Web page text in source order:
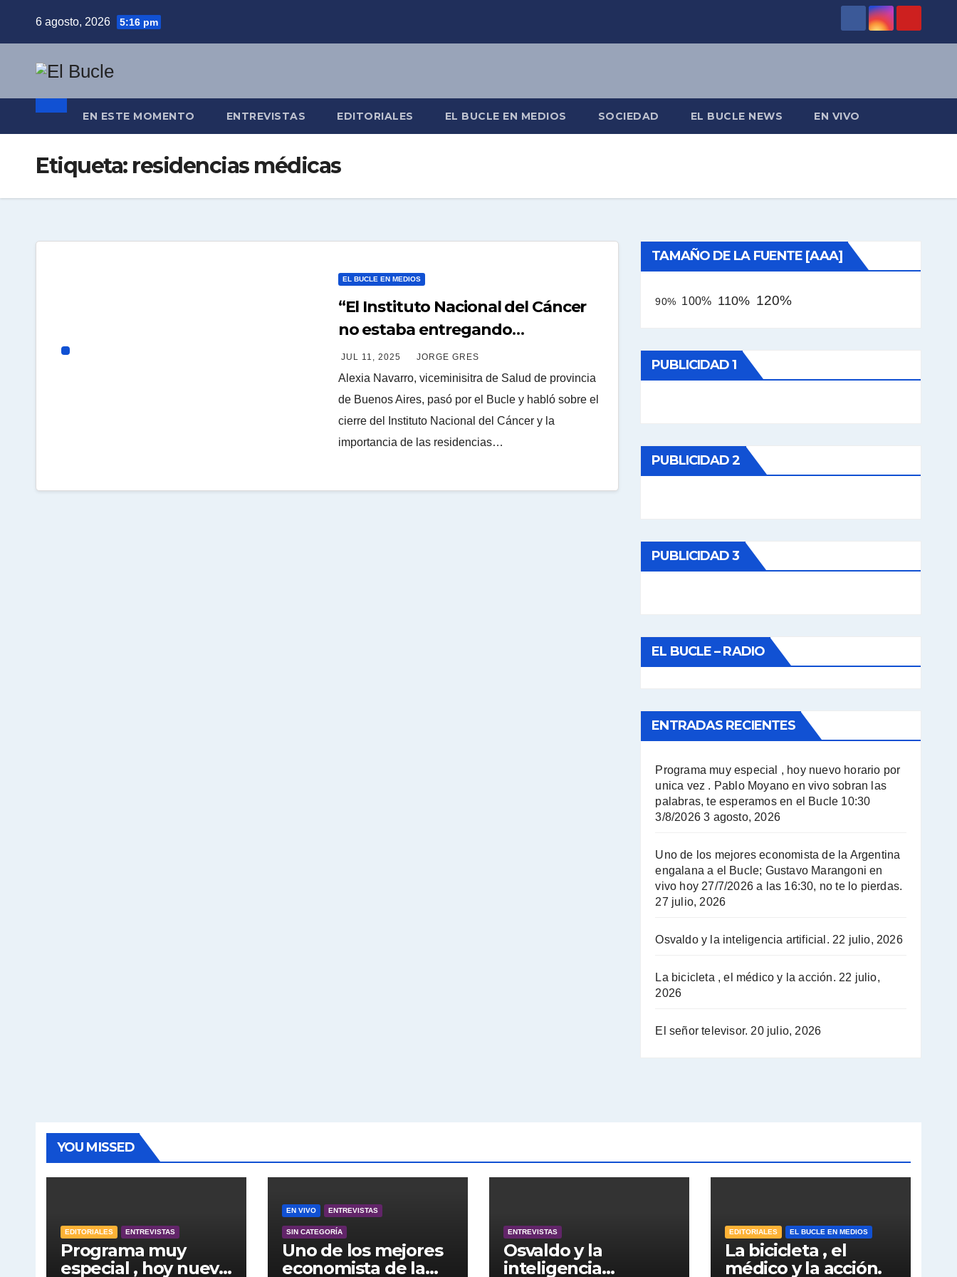
6 agosto, 2026 5:16 pm
EN ESTE MOMENTO ENTREVISTAS EDITORIALES EL BUCLE EN MEDIOS SOCIEDAD EL BUCLE NEWS EN VIVO
Etiqueta: residencias médicas
EL BUCLE EN MEDIOS
“El Instituto Nacional del Cáncer
no estaba entregando
insumos,desde hace un año”
JUL 11, 2025 JORGE GRES
Alexia Navarro, viceminisitra de Salud de provincia
de Buenos Aires, pasó por el Bucle y habló sobre el
cierre del Instituto Nacional del Cáncer y la
importancia de las residencias…
TAMAÑO DE LA FUENTE [AAA]
90% 100% 110% 120%
PUBLICIDAD 1
PUBLICIDAD 2
PUBLICIDAD 3
EL BUCLE – RADIO
ENTRADAS RECIENTES
Programa muy especial , hoy nuevo horario por
unica vez . Pablo Moyano en vivo sobran las
palabras, te esperamos en el Bucle 10:30
3/8/2026 3 agosto, 2026
Uno de los mejores economista de la Argentina
engalana a el Bucle; Gustavo Marangoni en
vivo hoy 27/7/2026 a las 16:30, no te lo pierdas.
27 julio, 2026
Osvaldo y la inteligencia artificial. 22 julio, 2026
La bicicleta , el médico y la acción. 22 julio,
2026
El señor televisor. 20 julio, 2026
YOU MISSED
EDITORIALES ENTREVISTAS
Programa muy
especial , hoy nuevo
EN VIVO ENTREVISTAS
SIN CATEGORÍA
Uno de los mejores
economista de la
ENTREVISTAS
Osvaldo y la
inteligencia
EDITORIALES EL BUCLE EN MEDIOS
La bicicleta , el
médico y la acción.